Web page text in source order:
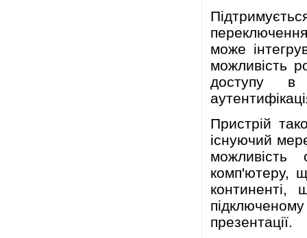
може
можливість
доступу в
Пристрій
існуючий
можливість
комп'ютеру,
континенті,
презентації.